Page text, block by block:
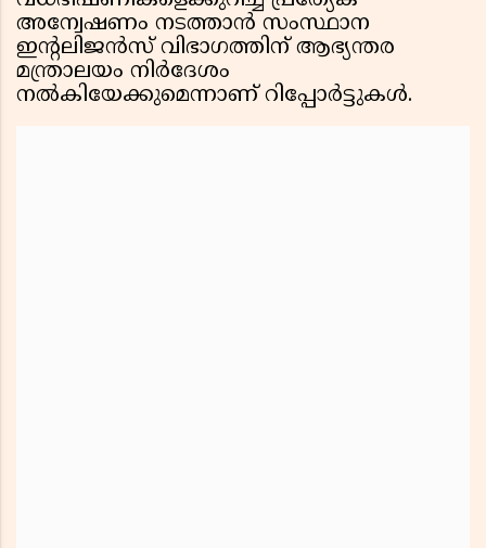
അന്വേഷണം നടത്താൻ സംസ്ഥാന
ഇന്റലിജൻസ് വിഭാഗത്തിന് ആഭ്യന്തര
മന്ത്രാലയം നിർദേശം
നൽകിയേക്കുമെന്നാണ് റിപ്പോർട്ടുകൾ.